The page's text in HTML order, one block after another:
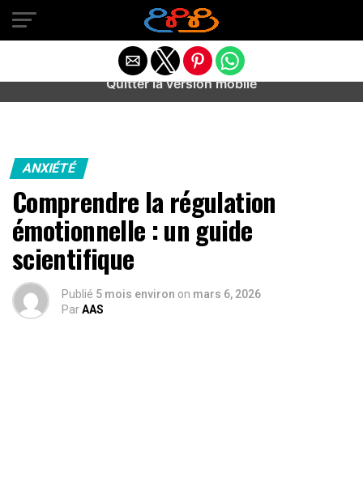
Warning
: preg_match(): Unknown modifier '/' in
/home/u589487443/domains/aideanxietestress.fr/
content/plugins/idev-post-views/includes/class-bots.php
ANXIÉTÉ
Comprendre la régulation
émotionnelle : un guide
scientifique
Publié 5 mois environ on mars 6, 2026
ParAAS
Quitter la version mobile